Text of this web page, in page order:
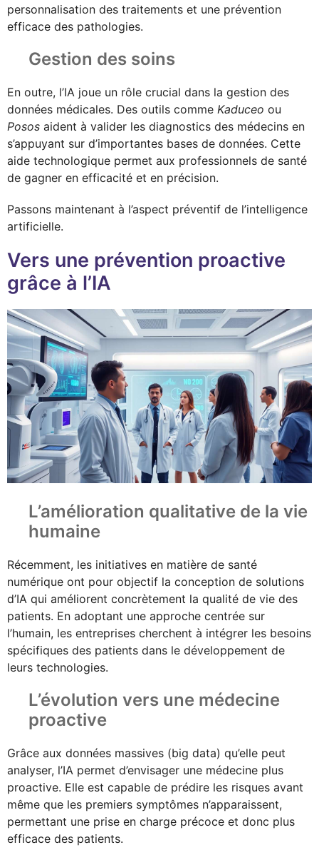
personnalisation des traitements et une prévention
efficace des pathologies.
Gestion des soins
En outre, l’IA joue un rôle crucial dans la gestion des
données médicales. Des outils comme Kaduceo ou
Posos aident à valider les diagnostics des médecins en
s’appuyant sur d’importantes bases de données. Cette
aide technologique permet aux professionnels de santé
de gagner en efficacité et en précision.
Passons maintenant à l’aspect préventif de l’intelligence
artificielle.
Vers une prévention proactive
grâce à l’IA
L’amélioration qualitative de la vie
humaine
Récemment, les initiatives en matière de santé
numérique ont pour objectif la conception de solutions
d’IA qui améliorent concrètement la qualité de vie des
patients. En adoptant une approche centrée sur
l’humain, les entreprises cherchent à intégrer les besoins
spécifiques des patients dans le développement de
leurs technologies.
L’évolution vers une médecine
proactive
Grâce aux données massives (big data) qu’elle peut
analyser, l’IA permet d’envisager une médecine plus
proactive. Elle est capable de prédire les risques avant
même que les premiers symptômes n’apparaissent,
permettant une prise en charge précoce et donc plus
efficace des patients.